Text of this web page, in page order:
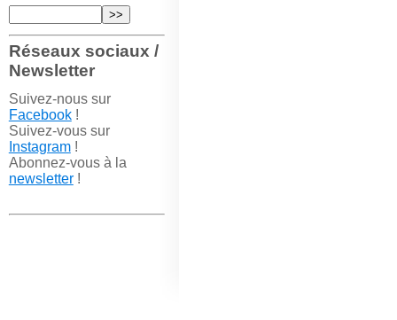
Réseaux sociaux /
Newsletter
Suivez-nous sur
Facebook!
Suivez-vous sur
Instagram!
Abonnez-vous à la
newsletter!